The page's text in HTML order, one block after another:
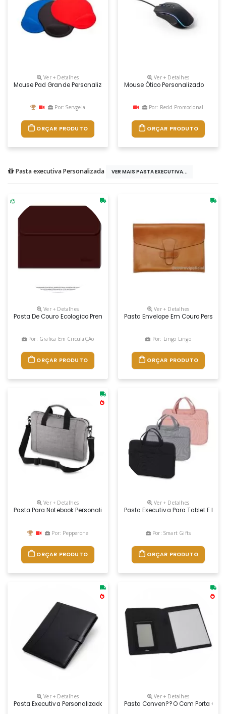
Ver + Detalhes
Mouse Pad Grande Personalizado
Por: Servgela
ORÇAR PRODUTO
Ver + Detalhes
Mouse Ótico Personalizado
Por: Redd Promocional
ORÇAR PRODUTO
Pasta executiva Personalizada VER MAIS PASTA EXECUTIVA...
Ver + Detalhes
Pasta De Couro Ecologico Premium Diversas Cores, Personalizada
Por: Grafica Em CirculaÇÃo
ORÇAR PRODUTO
Ver + Detalhes
Pasta Envelope Em Couro
Por: Lingo Lingo
ORÇAR PRODUTO
Ver + Detalhes
Pasta Para Notebook Personalizada
Por: Pepperone
ORÇAR PRODUTO
Ver + Detalhes
Pasta Executiva Para Tablet E
Por: Smart Gifts
ORÇAR PRODUTO
Ver + Detalhes
Pasta Executiva Personalizada
Ver + Detalhes
Pasta Conven??o Com Porta